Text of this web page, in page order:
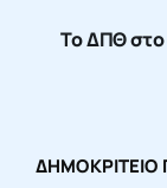
Το ΔΠΘ στο
ΔΗΜΟΚΡΙΤΕΙΟ